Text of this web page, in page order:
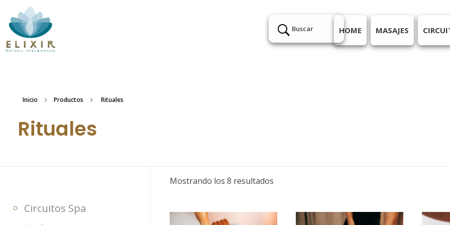
Buscar HOME MASAJES
Inicio Productos Rituales
Rituales
Mostrando los 8 resultados
Circuitos Spa